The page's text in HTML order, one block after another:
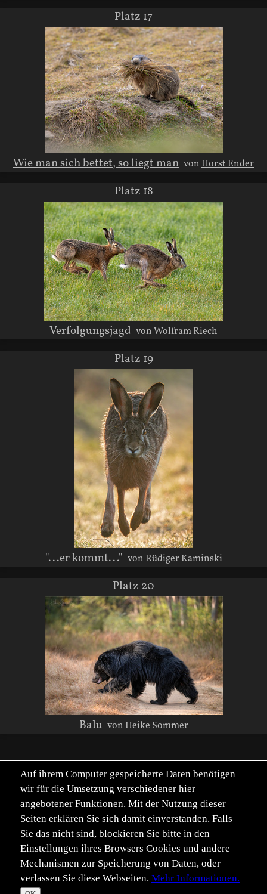
Platz 17
Wie man sich bettet, so liegt man vonHorst Ender
Platz 18
Verfolgungsjagd vonWolfram Riech
Platz 19
"...er kommt..." vonRüdiger Kaminski
Platz 20
Balu vonHeike Sommer
Teilnehmer an der Abstimmung waren:
Albert Heeb , Barbara Fimpel Dagmar Schorer , Eike Mross
Helmut Kirschner
Julius Jean Jantzer Kerstin Göthel,
Hainz, Matthias Schön , Robert Bour, Robert Goppelt
Thomas Wester ,Werner Fichtel Wilhelm Waltermann
Wolfgang Omert(16 insgesamt)
Herleitung zeigen
Auf ihrem Computer gespeicherte Daten benötigen
wir für die Umsetzung verschiedener hier
angebotener Funktionen. Mit der Nutzung dieser
Seiten erklären Sie sich damit einverstanden. Falls
Sie das nicht sind, blockieren Sie bitte in den
Einstellungen ihres Browsers Cookies und andere
Mechanismen zur Speicherung von Daten, oder
verlassen Sie diese Webseiten. Mehr Informationen.